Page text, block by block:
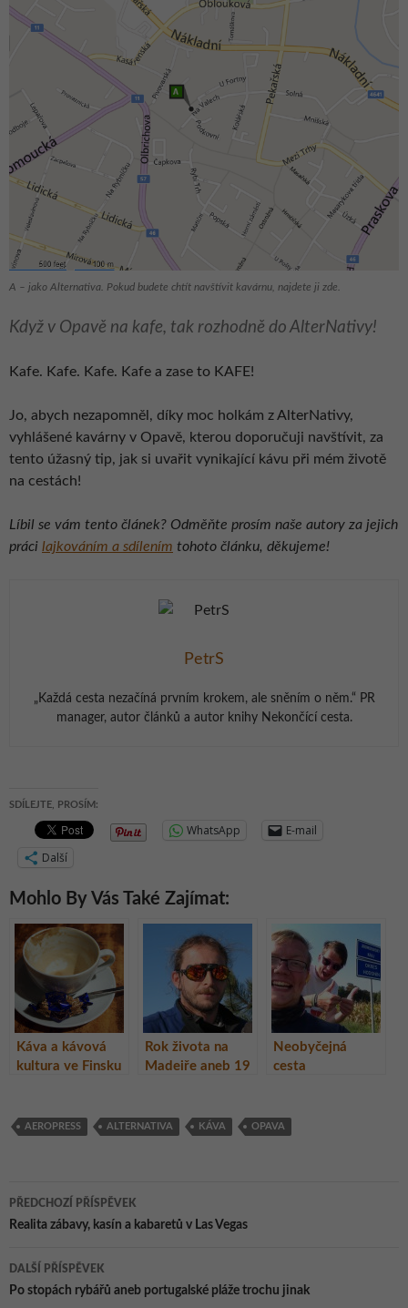
A – jako Alternativa. Pokud budete chtít navštívit kavárnu, najdete ji zde.
Když v Opavě na kafe, tak rozhodně do AlterNativy!
Kafe. Kafe. Kafe. Kafe a zase to KAFE!
Jo, abych nezapomněl, díky moc holkám z AlterNativy,
vyhlášené kavárny v Opavě, kterou doporučuji navštívit, za
tento úžasný tip, jak si uvařit vynikající kávu při mém životě
na cestách!
Líbil se vám tento článek? Odměňte prosím naše autory za jejich
práci lajkováním a sdílením tohoto článku, děkujeme!
PetrS
„Každá cesta nezačíná prvním krokem, ale sněním o něm.“ PR
manager, autor článků a autor knihy Nekončící cesta.
SDÍLEJTE, PROSÍM:
WhatsApp
E-mail
Další
Mohlo By Vás Také Zajímat:
Káva a kávová
kultura ve Finsku
Rok života na
Madeiře aneb 19
Jány
Neobyčejná
cesta
ZTePilí muži na
AEROPRESS ALTERNATIVA KÁVA OPAVA
Navigace
pro
příspěvky
PŘEDCHOZÍ PŘÍSPĚVEK
Realita zábavy, kasín a kabaretů v Las Vegas
DALŠÍ PŘÍSPĚVEK
Po stopách rybářů aneb portugalské pláže trochu jinak